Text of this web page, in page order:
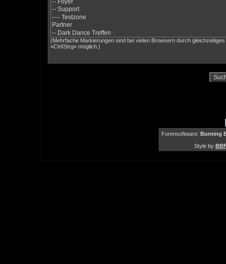
(Mehrfache Markierungen sind bei vielen Browsern durch
»Ctrl/Strg« möglich.)
Forensoftware: Burning
Style by